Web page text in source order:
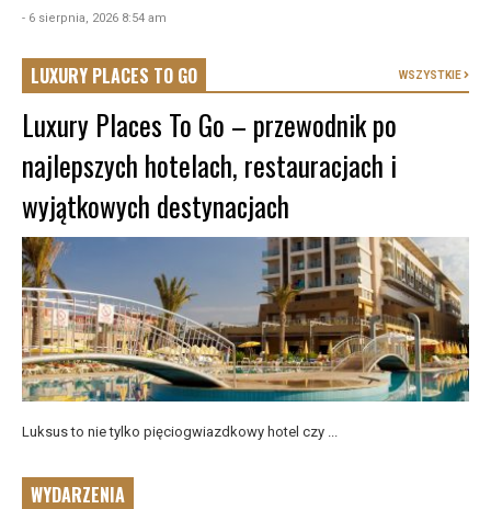
- 6 sierpnia, 2026 8:54 am
LUXURY PLACES TO GO WSZYSTKIE
Luxury Places To Go – przewodnik po
najlepszych hotelach, restauracjach i
wyjątkowych destynacjach
Luksus to nie tylko pięciogwiazdkowy hotel czy ...
WYDARZENIA